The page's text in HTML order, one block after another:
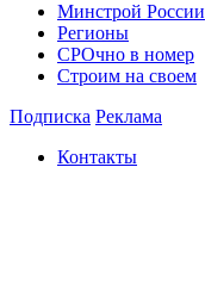
Минстрой России
Регионы
СРОчно в номер
Строим на своем
Подписка Реклама
Контакты